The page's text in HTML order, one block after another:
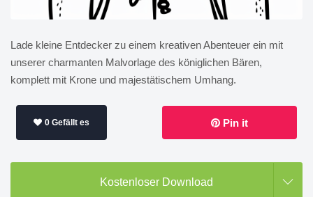
Lade kleine Entdecker zu einem kreativen Abenteuer ein mit
unserer charmanten Malvorlage des königlichen Bären,
komplett mit Krone und majestätischem Umhang.
0 Gefällt es Pin it
Kostenloser Download